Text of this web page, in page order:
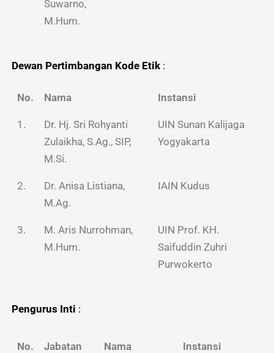
Suwarno,
M.Hum.
Dewan Pertimbangan Kode Etik :
No. Nama Instansi
1.
Dr. Hj. Sri Rohyanti
Zulaikha, S.Ag., SIP,
M.Si.
UIN Sunan Kalijaga
Yogyakarta
2.
Dr. Anisa Listiana,
M.Ag.
IAIN Kudus
3.
M. Aris Nurrohman,
M.Hum.
UIN Prof. KH.
Saifuddin Zuhri
Purwokerto
Pengurus Inti :
No. Jabatan Nama Instansi